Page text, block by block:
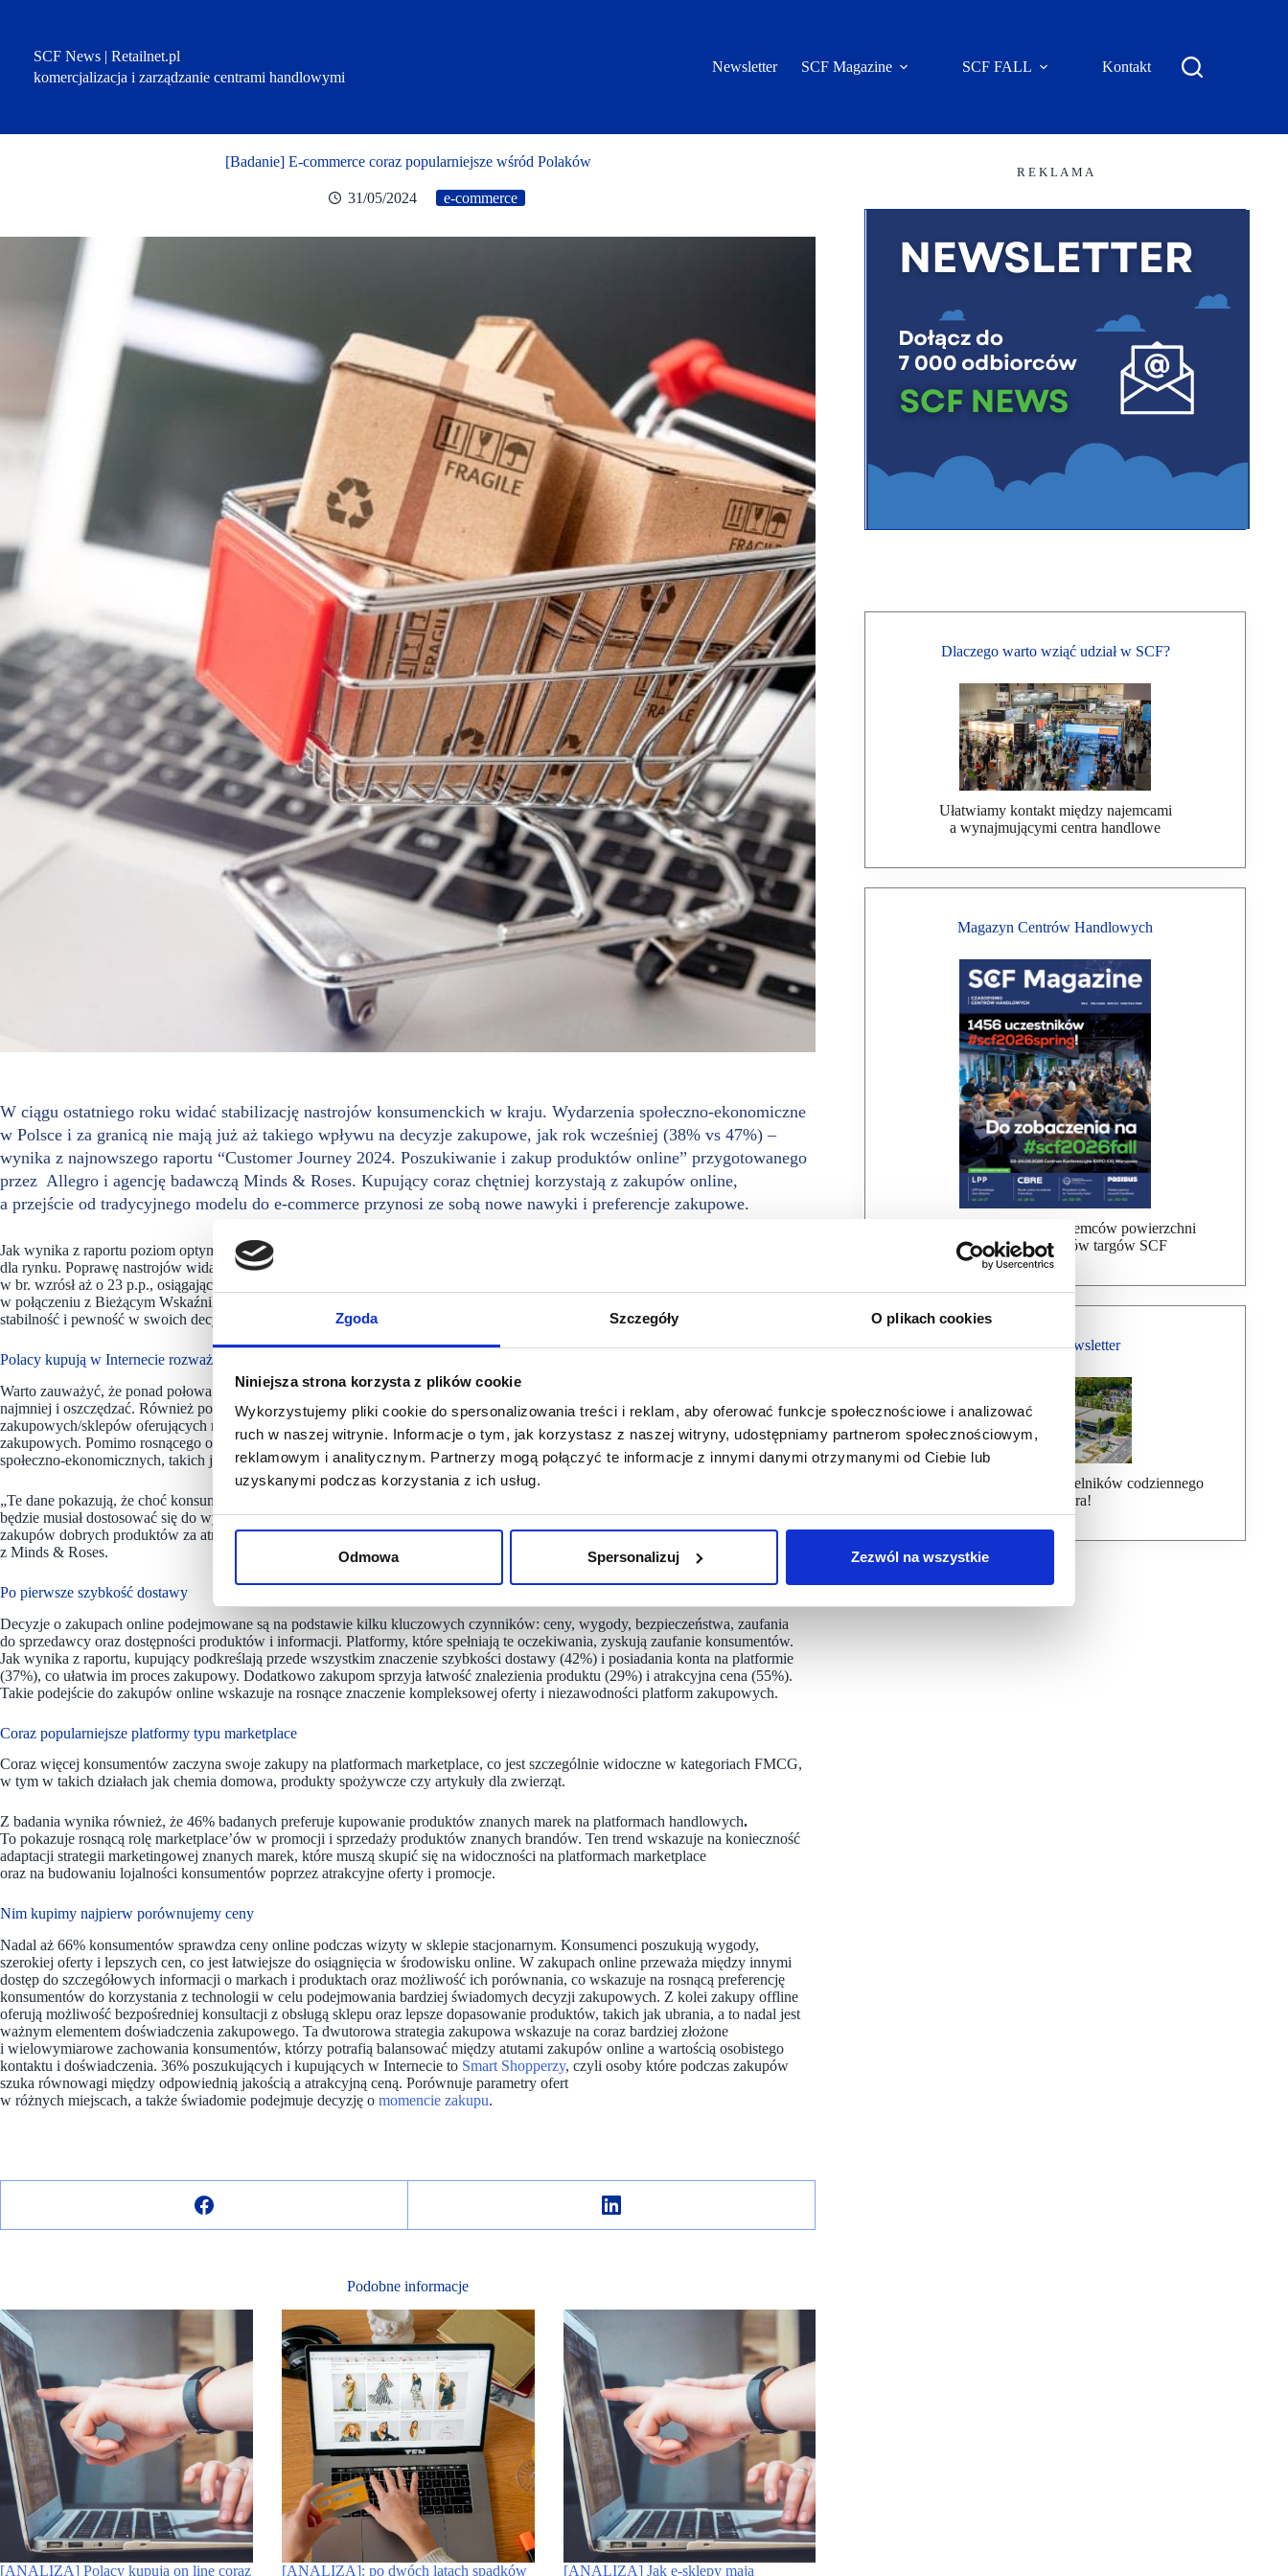
Zgoda Szczegóły O plikach cookies
Niniejsza strona korzysta z plików cookie
Wykorzystujemy pliki cookie do spersonalizowania treści i reklam, aby oferować funkcje społecznościowe i analizować
ruch w naszej witrynie. Informacje o tym, jak korzystasz z naszej witryny, udostępniamy partnerom społecznościowym,
reklamowym i analitycznym. Partnerzy mogą połączyć te informacje z innymi danymi otrzymanymi od Ciebie lub
uzyskanymi podczas korzystania z ich usług.
Odmowa Spersonalizuj Zezwól na wszystkie
SCF News | Retailnet.pl
komercjalizacja i zarządzanie centrami handlowymi
Newsletter SCF Magazine SCF FALL Kontakt
[Badanie] E-commerce coraz popularniejsze wśród Polaków
31/05/2024 e-commerce
W ciągu ostatniego roku widać stabilizację nastrojów konsumenckich w kraju. Wydarzenia społeczno-ekonomiczne
w Polsce i za granicą nie mają już aż takiego wpływu na decyzje zakupowe, jak rok wcześniej (38% vs 47%) –
wynika z najnowszego raportu “Customer Journey 2024. Poszukiwanie i zakup produktów online” przygotowanego
przez Allegro i agencję badawczą Minds & Roses. Kupujący coraz chętniej korzystają z zakupów online,
a przejście od tradycyjnego modelu do e-commerce przynosi ze sobą nowe nawyki i preferencje zakupowe.
Jak wynika z raportu poziom optymizmu konsumentów w porównaniu do 2023 roku wzrósł o 9 p.p., co jest pozytywnym sygnałem
dla rynku. Poprawę nastrojów widać też w danych GUS, z których wynika, że poziom pozytywnego, konsumenckiego nastawienia
w br. wzrósł aż o 23 p.p., osiągając wynik notowany jesienią 2021 roku. Tegoroczna samoocena w badaniu Customer Journey,
w połączeniu z Bieżącym Wskaźnikiem Ufności Konsumenckiej (GUS), sugeruje, że konsumenci zaczynają odczuwać większą
stabilność i pewność w swoich decyzjach zakupowych.
Polacy kupują w Internecie rozważnie
Warto zauważyć, że ponad połowa badanych nadal kupuje w bardziej przemyślany sposób niż wcześniej oraz stara się wydawać jak
najmniej i oszczędzać. Również ponad połowa (55%) z nich deklaruje, że większą wagę przykłada do wyboru platform
zakupowych/sklepów oferujących niższe ceny, co wskazuje na rosnące znaczenie atrakcyjności cenowej w podejmowaniu decyzji
zakupowych. Pomimo rosnącego optymizmu, 38% konsumentów korzystających z Internetu nadal dostrzega wpływ wydarzeń
społeczno-ekonomicznych, takich jak zmiany podatkowe, inflacja i wojna w Ukrainie, na swoje decyzje zakupowe.
„Te dane pokazują, że choć konsumenci są bardziej optymistyczni, ich podejście do zakupów pozostaje ostrożne i przemyślane. Rynek
będzie musiał dostosować się do wymagań klientów, oferując nie tylko atrakcyjne ceny, ale także zapewniając poczucie dokonywania
zakupów dobrych produktów za atrakcyjną cenę, większą wygodę i bezpieczeństwo zakupów” – komentuje Karol Kaczorowski
z Minds & Roses.
Po pierwsze szybkość dostawy
Decyzje o zakupach online podejmowane są na podstawie kilku kluczowych czynników: ceny, wygody, bezpieczeństwa, zaufania
do sprzedawcy oraz dostępności produktów i informacji. Platformy, które spełniają te oczekiwania, zyskują zaufanie konsumentów.
Jak wynika z raportu, kupujący podkreślają przede wszystkim znaczenie szybkości dostawy (42%) i posiadania konta na platformie
(37%), co ułatwia im proces zakupowy. Dodatkowo zakupom sprzyja łatwość znalezienia produktu (29%) i atrakcyjna cena (55%).
Takie podejście do zakupów online wskazuje na rosnące znaczenie kompleksowej oferty i niezawodności platform zakupowych.
Coraz popularniejsze platformy typu marketplace
Coraz więcej konsumentów zaczyna swoje zakupy na platformach marketplace, co jest szczególnie widoczne w kategoriach FMCG,
w tym w takich działach jak chemia domowa, produkty spożywcze czy artykuły dla zwierząt.
Z badania wynika również, że 46% badanych preferuje kupowanie produktów znanych marek na platformach handlowych.
To pokazuje rosnącą rolę marketplace’ów w promocji i sprzedaży produktów znanych brandów. Ten trend wskazuje na konieczność
adaptacji strategii marketingowej znanych marek, które muszą skupić się na widoczności na platformach marketplace
oraz na budowaniu lojalności konsumentów poprzez atrakcyjne oferty i promocje.
Nim kupimy najpierw porównujemy ceny
Nadal aż 66% konsumentów sprawdza ceny online podczas wizyty w sklepie stacjonarnym. Konsumenci poszukują wygody,
szerokiej oferty i lepszych cen, co jest łatwiejsze do osiągnięcia w środowisku online. W zakupach online przeważa między innymi
dostęp do szczegółowych informacji o markach i produktach oraz możliwość ich porównania, co wskazuje na rosnącą preferencję
konsumentów do korzystania z technologii w celu podejmowania bardziej świadomych decyzji zakupowych. Z kolei zakupy offline
oferują możliwość bezpośredniej konsultacji z obsługą sklepu oraz lepsze dopasowanie produktów, takich jak ubrania, a to nadal jest
ważnym elementem doświadczenia zakupowego. Ta dwutorowa strategia zakupowa wskazuje na coraz bardziej złożone
i wielowymiarowe zachowania konsumentów, którzy potrafią balansować między atutami zakupów online a wartością osobistego
kontaktu i doświadczenia. 36% poszukujących i kupujących w Internecie to Smart Shopperzy, czyli osoby które podczas zakupów
szuka równowagi między odpowiednią jakością a atrakcyjną ceną. Porównuje parametry ofert
w różnych miejscach, a także świadomie podejmuje decyzję o momencie zakupu.
Podobne informacje
[ANALIZA] Polacy kupują on line coraz [ANALIZA]: po dwóch latach spadków [ANALIZA] Jak e-sklepy mają
R E K L A M A
Dlaczego warto wziąć udział w SCF?
Ułatwiamy kontakt między najemcami
a wynajmującymi centra handlowe
Magazyn Centrów Handlowych
Bezpłatna wysyłka dla najemców powierzchni
handlowej, uczestników targów SCF
Bezpłatny Newsletter
Dołącz do ponad 7000 czytelników codziennego
newslettera!